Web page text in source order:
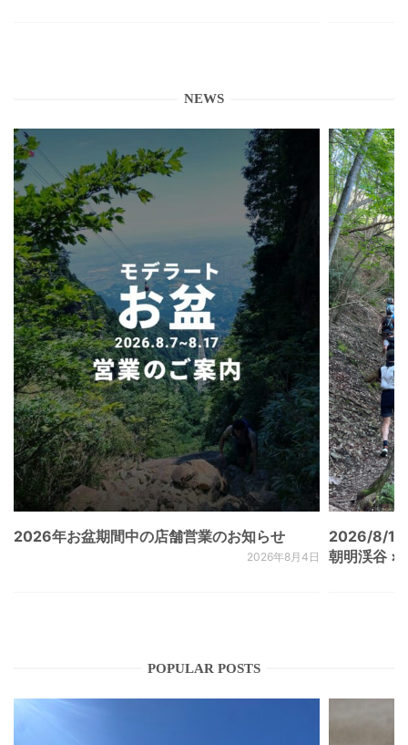
NEWS
2026年お盆期間中の店舗営業のお知らせ
2026年8月4日
2026/8/
朝明渓谷 ×
POPULAR POSTS